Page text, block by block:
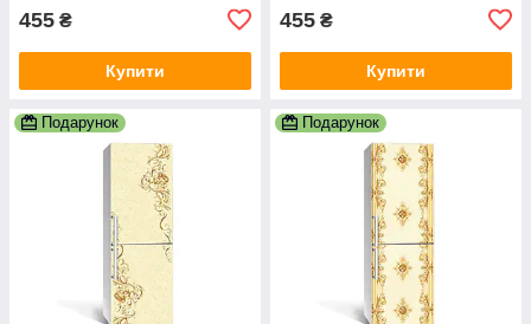
455 ₴
Купити
455 ₴
Купити
Подарунок Подарунок